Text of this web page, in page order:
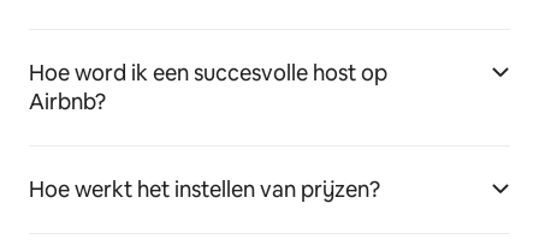
Hoe word ik een succesvolle host op
Airbnb?
Hoe werkt het instellen van prijzen?